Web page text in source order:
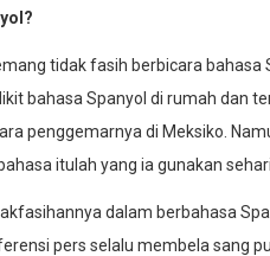
tidak fasih berbicara bahasa
bahasa Spanyol di rumah dan
penggemarnya di Meksiko.
itulah yang ia gunakan
dalam berbahasa
pers selalu membela sang